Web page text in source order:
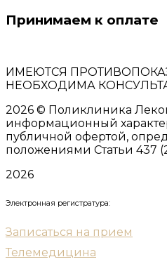
Принимаем к оплате
ИМЕЮТСЯ
НЕОБХОДИМА
2026 © Поликлиника
информационный
публичной офертой,
положениями Статьи 437
2026
Электронная регистратура:
Записаться на прием
Телемедицина